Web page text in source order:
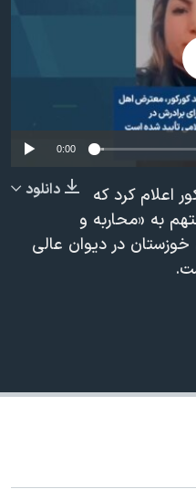
No media
0:00
دانلود
اعلام کرد که
به «محاربه و
خوزستان در دیوان عالی